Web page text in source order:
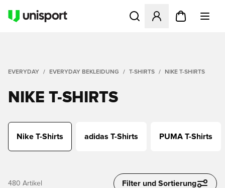
Öffnet ein Fenster zum
EVERYDAY EVERYDAY BEKLEIDUNG T-SHIRTS NIKE T-SHIRTS
NIKE T-SHIRTS
Nike T-Shirts adidas T-Shirts PUMA T-Shirts
480 Artikel Filter und Sortierung